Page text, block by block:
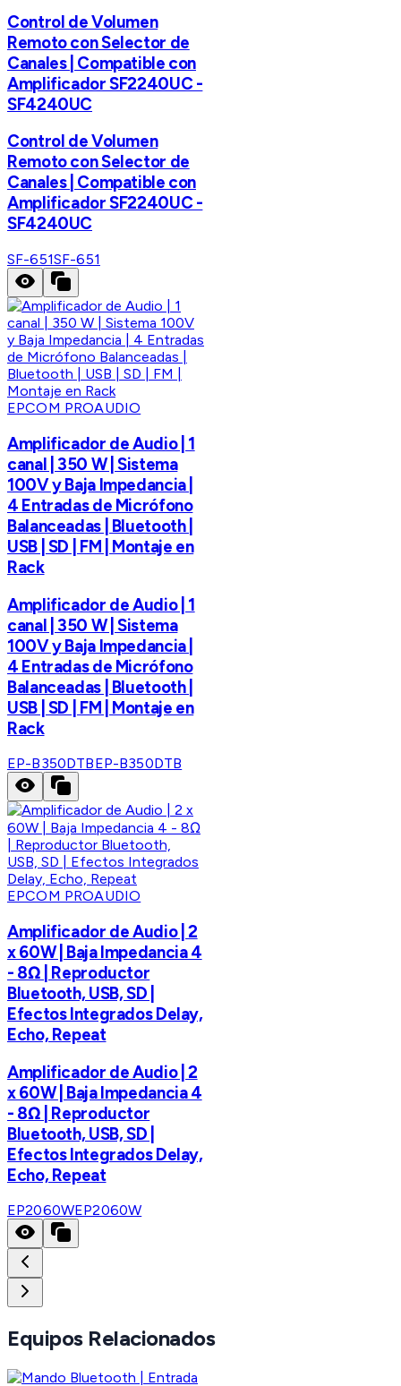
Control de Volumen
Remoto con Selector de
Canales | Compatible con
Amplificador SF2240UC -
SF4240UC
Control de Volumen
Remoto con Selector de
Canales | Compatible con
Amplificador SF2240UC -
SF4240UC
SF-651SF-651
EPCOM PROAUDIO
Amplificador de Audio | 1
canal | 350 W | Sistema
100V y Baja Impedancia |
4 Entradas de Micrófono
Balanceadas | Bluetooth |
USB | SD | FM | Montaje en
Rack
Amplificador de Audio | 1
canal | 350 W | Sistema
100V y Baja Impedancia |
4 Entradas de Micrófono
Balanceadas | Bluetooth |
USB | SD | FM | Montaje en
Rack
EP-B350DTBEP-B350DTB
EPCOM PROAUDIO
Amplificador de Audio | 2
x 60W | Baja Impedancia 4
- 8Ω | Reproductor
Bluetooth, USB, SD |
Efectos Integrados Delay,
Echo, Repeat
Amplificador de Audio | 2
x 60W | Baja Impedancia 4
- 8Ω | Reproductor
Bluetooth, USB, SD |
Efectos Integrados Delay,
Echo, Repeat
EP2060WEP2060W
Equipos Relacionados